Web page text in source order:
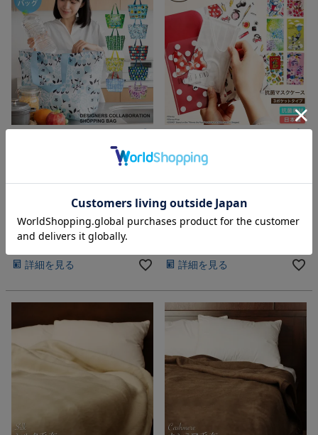
日本のアーティストとコラボした個性的
DESIGNERS JAPAN 保冷機能
メール便対応
1~3営業日発送
2,970
詳細を見る
ディズニーキャラクターの抗菌 マスク
ケース 3ポケット
ディズニー 抗菌マスクケース 3
メール便対応
1~3営業日発送
eギフト対応
詳細を見る